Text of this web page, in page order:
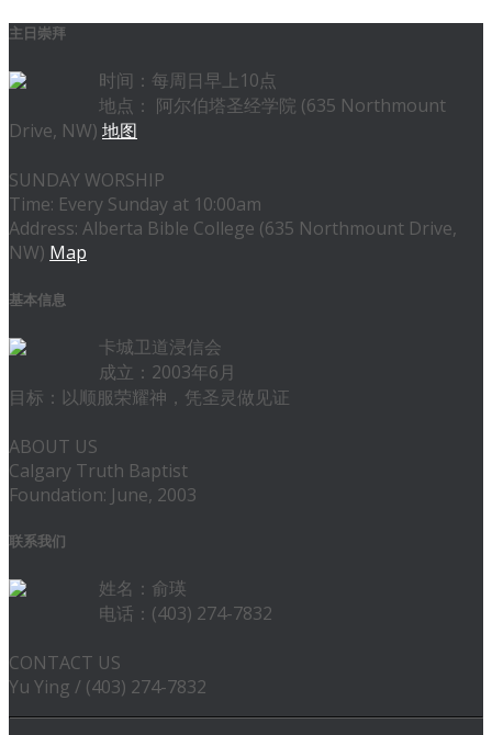
主日崇拜
时间：每周日早上10点
地点： 阿尔伯塔圣经学院 (635 Northmount
Drive, NW) 地图
SUNDAY WORSHIP
Time: Every Sunday at 10:00am
Address: Alberta Bible College (635 Northmount Drive,
NW) Map
基本信息
卡城卫道浸信会
成立：2003年6月
目标：以顺服荣耀神，凭圣灵做见证
ABOUT US
Calgary Truth Baptist
Foundation: June, 2003
联系我们
姓名：俞瑛
电话：(403) 274-7832
CONTACT US
Yu Ying / (403) 274-7832